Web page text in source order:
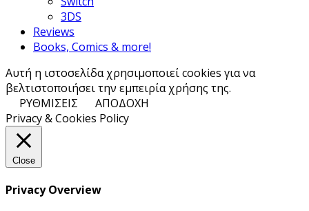
3DS
Reviews
Books, Comics & more!
Αυτή η ιστοσελίδα χρησιμοποιεί cookies για να
βελτιστοποιήσει την εμπειρία χρήσης της.
ΡΥΘΜΙΣΕΙΣ
ΑΠΟΔΟΧΗ
Privacy & Cookies Policy
Close
Privacy Overview